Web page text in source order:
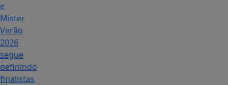
e
Mister
Verão
2026
segue
definindo
finalistas